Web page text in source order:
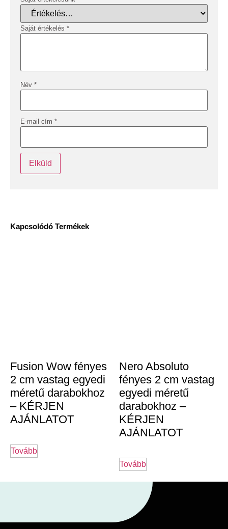
Kapcsolódó Termékek
Fusion Wow fényes
2 cm vastag egyedi
méretű darabokhoz
– KÉRJEN
AJÁNLATOT
Tovább
Nero Absoluto
fényes 2 cm vastag
egyedi méretű
darabokhoz –
KÉRJEN
AJÁNLATOT
Tovább
Saját értékelés *
Név *
E-mail cím *